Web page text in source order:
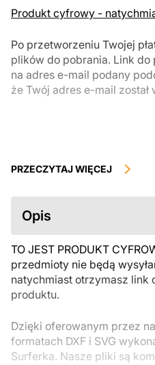
Produkt cyfrowy -
Po przetworzeniu Twojej
plików do pobrania. Link do
na adres e-mail podany
że Twój adres e-mail
podlegają zwrotowi ani wymianie
przed zakupem. Jeśli masz
skontaktuj się bezpośrednio ze
PRZECZYTAJ WIĘCEJ
Opis
TO JEST PRODUKT
przedmioty nie będą
natychmiast otrzymasz link
produktu.
Dzięki oferowanym przez
formatach DXF i SVG
Surferka. Nasze pliki są